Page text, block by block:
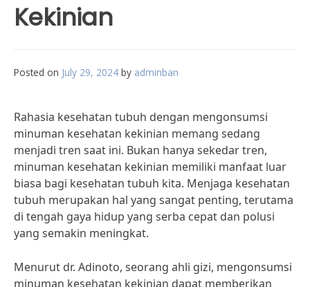
Kekinian
Posted on July 29, 2024 by adminban
Rahasia kesehatan tubuh dengan mengonsumsi
minuman kesehatan kekinian memang sedang
menjadi tren saat ini. Bukan hanya sekedar tren,
minuman kesehatan kekinian memiliki manfaat luar
biasa bagi kesehatan tubuh kita. Menjaga kesehatan
tubuh merupakan hal yang sangat penting, terutama
di tengah gaya hidup yang serba cepat dan polusi
yang semakin meningkat.
Menurut dr. Adinoto, seorang ahli gizi, mengonsumsi
minuman kesehatan kekinian dapat memberikan